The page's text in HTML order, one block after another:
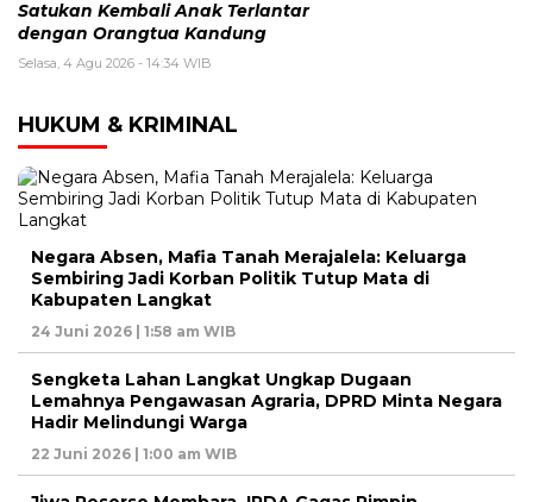
Satukan Kembali Anak Terlantar
dengan Orangtua Kandung
Selasa, 4 Agu 2026 - 14:34 WIB
HUKUM & KRIMINAL
Negara Absen, Mafia Tanah Merajalela: Keluarga
Sembiring Jadi Korban Politik Tutup Mata di
Kabupaten Langkat
24 Juni 2026 | 1:58 am WIB
Sengketa Lahan Langkat Ungkap Dugaan
Lemahnya Pengawasan Agraria, DPRD Minta Negara
Hadir Melindungi Warga
22 Juni 2026 | 1:00 am WIB